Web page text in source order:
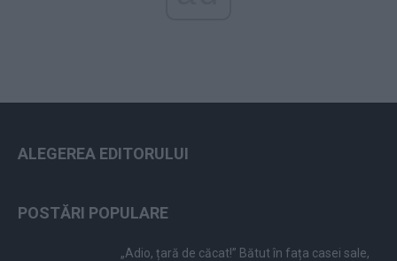
ALEGEREA EDITORULUI
POSTĂRI POPULARE
„Adio, țară de căcat!” Bătut în fața casei sale,